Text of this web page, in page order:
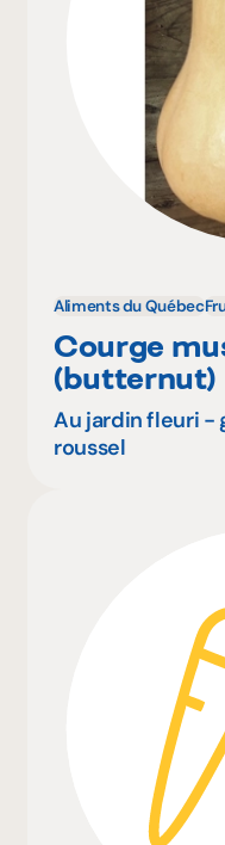
Aliments du Québec
Courge
(butternut)
Au jardin fleuri -
roussel